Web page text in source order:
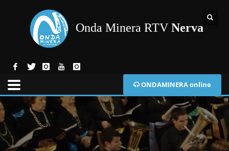
Onda Minera RTV Nerva
ONDAMINERA online